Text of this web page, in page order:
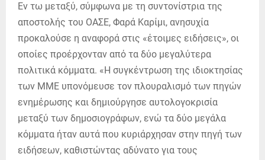
Εν τω μεταξύ, σύμφωνα με τη συντονίστρια της
αποστολής του ΟΑΣΕ, Φαρά Καρίμι, ανησυχία
προκαλούσε η αναφορά στις «έτοιμες ειδήσεις», οι
οποίες προέρχονταν από τα δύο μεγαλύτερα
πολιτικά κόμματα. «Η συγκέντρωση της ιδιοκτησίας
των ΜΜΕ υπονόμευσε τον πλουραλισμό των πηγών
ενημέρωσης και δημιούργησε αυτολογοκρισία
μεταξύ των δημοσιογράφων, ενώ τα δύο μεγάλα
κόμματα ήταν αυτά που κυριάρχησαν στην πηγή των
ειδήσεων, καθιστώντας αδύνατο για τους